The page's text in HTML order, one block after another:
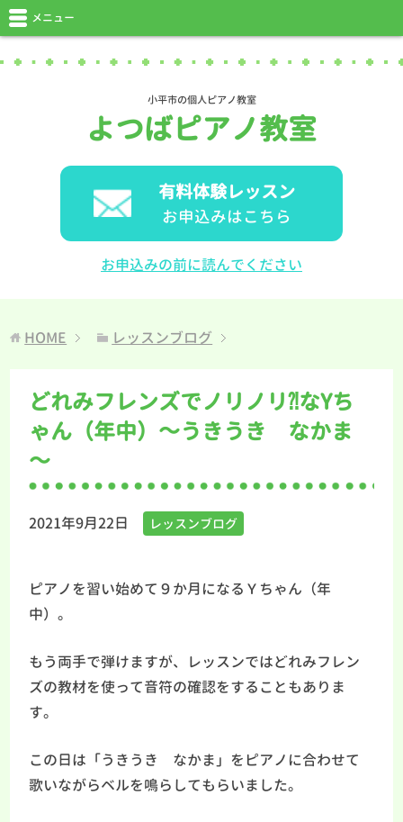
小平市の個人ピアノ教室
よつばピアノ教室
有料体験レッスン
お申込みはこちら
お申込みの前に読んでください
メニュー
HOME レッスンブログ
どれみフレンズでノリノリ⁈なYち
ゃん（年中）～うきうき なかま
～
2021年9月22日 レッスンブログ
ピアノを習い始めて９か月になるＹちゃん（年
中）。
もう両手で弾けますが、レッスンではどれみフレン
ズの教材を使って音符の確認をすることもありま
す。
この日は「うきうき なかま」をピアノに合わせて
歌いながらベルを鳴らしてもらいました。